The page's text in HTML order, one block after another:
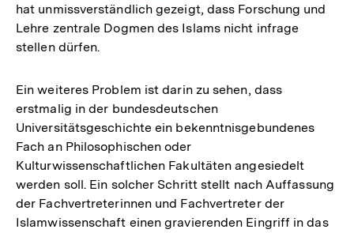
Auflösung
der
hat unmissverständlich gezeigt, dass Forschung und
Lehre zentrale Dogmen des Islams nicht infrage
stellen dürfen.
Ein weiteres Problem ist darin zu sehen, dass
erstmalig in der bundesdeutschen
Universitätsgeschichte ein bekenntnisgebundenes
Fach an Philosophischen oder
Kulturwissenschaftlichen Fakultäten angesiedelt
werden soll. Ein solcher Schritt stellt nach Auffassung
der Fachvertreterinnen und Fachvertreter der
Islamwissenschaft einen gravierenden Eingriff in das